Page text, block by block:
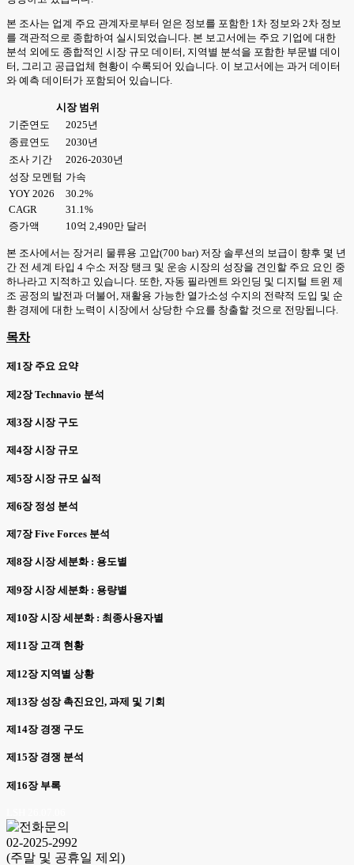
본 조사는 업계 주요 관계자로부터 얻은 정보를 포함한 1차 정보와 2차 정보
를 객관적으로 종합하여 실시되었습니다. 본 보고서에는 주요 기업에 대한
분석 외에도 종합적인 시장 규모 데이터, 지역별 분석을 포함한 부문별 데이
터, 그리고 공급업체 현황이 수록되어 있습니다. 이 보고서에는 과거 데이터
와 예측 데이터가 포함되어 있습니다.
시장 범위
기준연도
2025년
종료연도
2030년
조사 기간
2026-2030년
성장 모멘텀 가속
YOY 2026
30.2%
CAGR
31.1%
증가액
10억 2,490만 달러
본 조사에서는 장거리 물류용 고압(700 bar) 저장 솔루션의 보급이 향후 몇 년
간 전 세계 타입 4 수소 저장 탱크 및 운송 시장의 성장을 견인할 주요 요인 중
하나라고 지적하고 있습니다. 또한, 자동 필라멘트 와인딩 및 디지털 트윈 제
조 공정의 발전과 더불어, 재활용 가능한 열가소성 수지의 전략적 도입 및 순
환 경제에 대한 노력이 시장에서 상당한 수요를 창출할 것으로 전망됩니다.
목차
제1장 주요 요약
제2장 Technavio 분석
제3장 시장 구도
제4장 시장 규모
제5장 시장 규모 실적
제6장 정성 분석
제7장 Five Forces 분석
제8장 시장 세분화 : 용도별
제9장 시장 세분화 : 용량별
제10장 시장 세분화 : 최종사용자별
제11장 고객 현황
제12장 지역별 상황
제13장 성장 촉진요인, 과제 및 기회
제14장 경쟁 구도
제15장 경쟁 분석
제16장 부록
02-2025-2992
(주말 및 공휴일 제외)